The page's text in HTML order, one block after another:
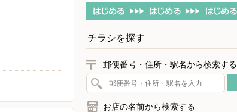
チラシを探す
郵便番号・住所・駅名から検索する
お店の名前から検索する